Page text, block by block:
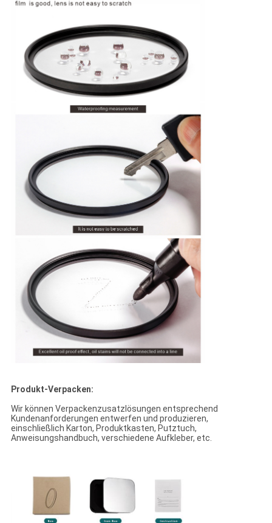
Produkt-Verpacken:
Wir können Verpackenzusatzlösungen entsprechend
Kundenanforderungen entwerfen und produzieren,
einschließlich Karton, Produktkasten, Putztuch,
Anweisungshandbuch, verschiedene Aufkleber, etc.